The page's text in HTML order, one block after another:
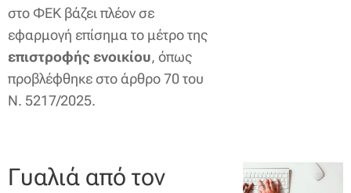
στο ΦΕΚ βάζει πλέον σε
εφαρμογή επίσημα το μέτρο της
επιστροφής ενοικίου, όπως
προβλέφθηκε στο άρθρο 70 του
Ν. 5217/2025.
Γυαλιά από τον